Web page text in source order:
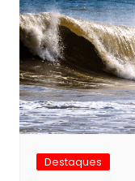
Destaques